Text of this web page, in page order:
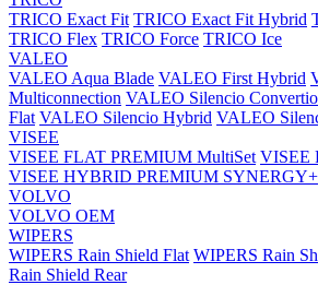
TRICO Exact Fit TRICO Exact Fit Hybrid
TRICO Flex TRICO Force TRICO Ice
VALEO
VALEO Aqua Blade VALEO First Hybrid
Multiconnection VALEO Silencio
Flat VALEO Silencio Hybrid VALEO
VISEE
VISEE FLAT PREMIUM MultiSet VISEE
VISEE HYBRID PREMIUM SYNERGY+
VOLVO
VOLVO OEM
WIPERS
WIPERS Rain Shield Flat WIPERS Rain
Rain Shield Rear